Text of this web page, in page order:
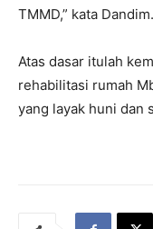
TMMD,” kata Dandim.
Atas dasar itulah
rehabilitasi rumah
yang layak huni dan